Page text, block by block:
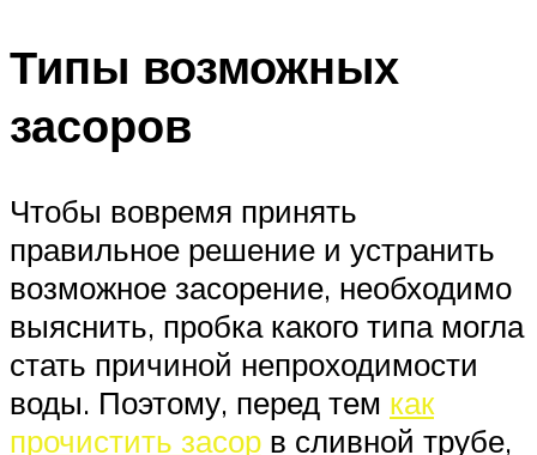
Типы возможных
засоров
Чтобы вовремя принять
правильное решение и устранить
возможное засорение, необходимо
выяснить, пробка какого типа могла
стать причиной непроходимости
воды. Поэтому, перед тем как
прочистить засор в сливной трубе,